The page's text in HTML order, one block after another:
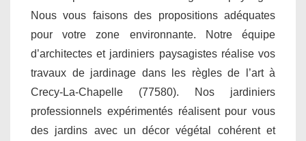
Nous vous faisons des propositions adéquates
pour votre zone environnante. Notre équipe
d’architectes et jardiniers paysagistes réalise vos
travaux de jardinage dans les règles de l’art à
Crecy-La-Chapelle (77580). Nos jardiniers
professionnels expérimentés réalisent pour vous
des jardins avec un décor végétal cohérent et